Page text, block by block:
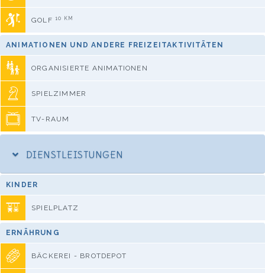
GOLF 10 KM
ANIMATIONEN UND ANDERE FREIZEITAKTIVITÄTEN
ORGANISIERTE ANIMATIONEN
SPIELZIMMER
TV-RAUM
DIENSTLEISTUNGEN
KINDER
SPIELPLATZ
ERNÄHRUNG
BÄCKEREI - BROTDEPOT